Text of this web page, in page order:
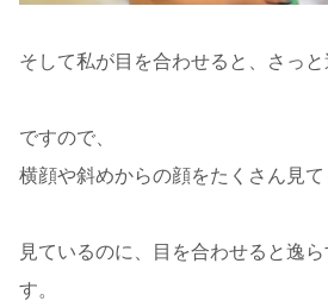
そして私が目を合わせると、さっと
ですので、
横顔や斜めからの顔をたくさん見て
見ているのに、目を合わせると逸
す。